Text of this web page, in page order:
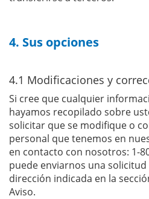
4. Sus opciones
4.1 Modificaciones y
Si cree que cualquier
hayamos recopilado sobre
solicitar que se modifique o
personal que tenemos en
en contacto con nosotros: 1-
puede enviarnos una
dirección indicada en la
Aviso.